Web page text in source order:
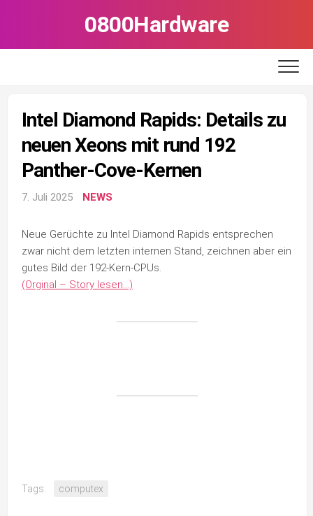
0800Hardware
Intel Diamond Rapids: Details zu
neuen Xeons mit rund 192
Panther-Cove-Kernen
7. Juli 2025 NEWS
Neue Gerüchte zu Intel Diamond Rapids entsprechen
zwar nicht dem letzten internen Stand, zeichnen aber ein
gutes Bild der 192-Kern-CPUs.
(Orginal – Story lesen…)
Tags: computex